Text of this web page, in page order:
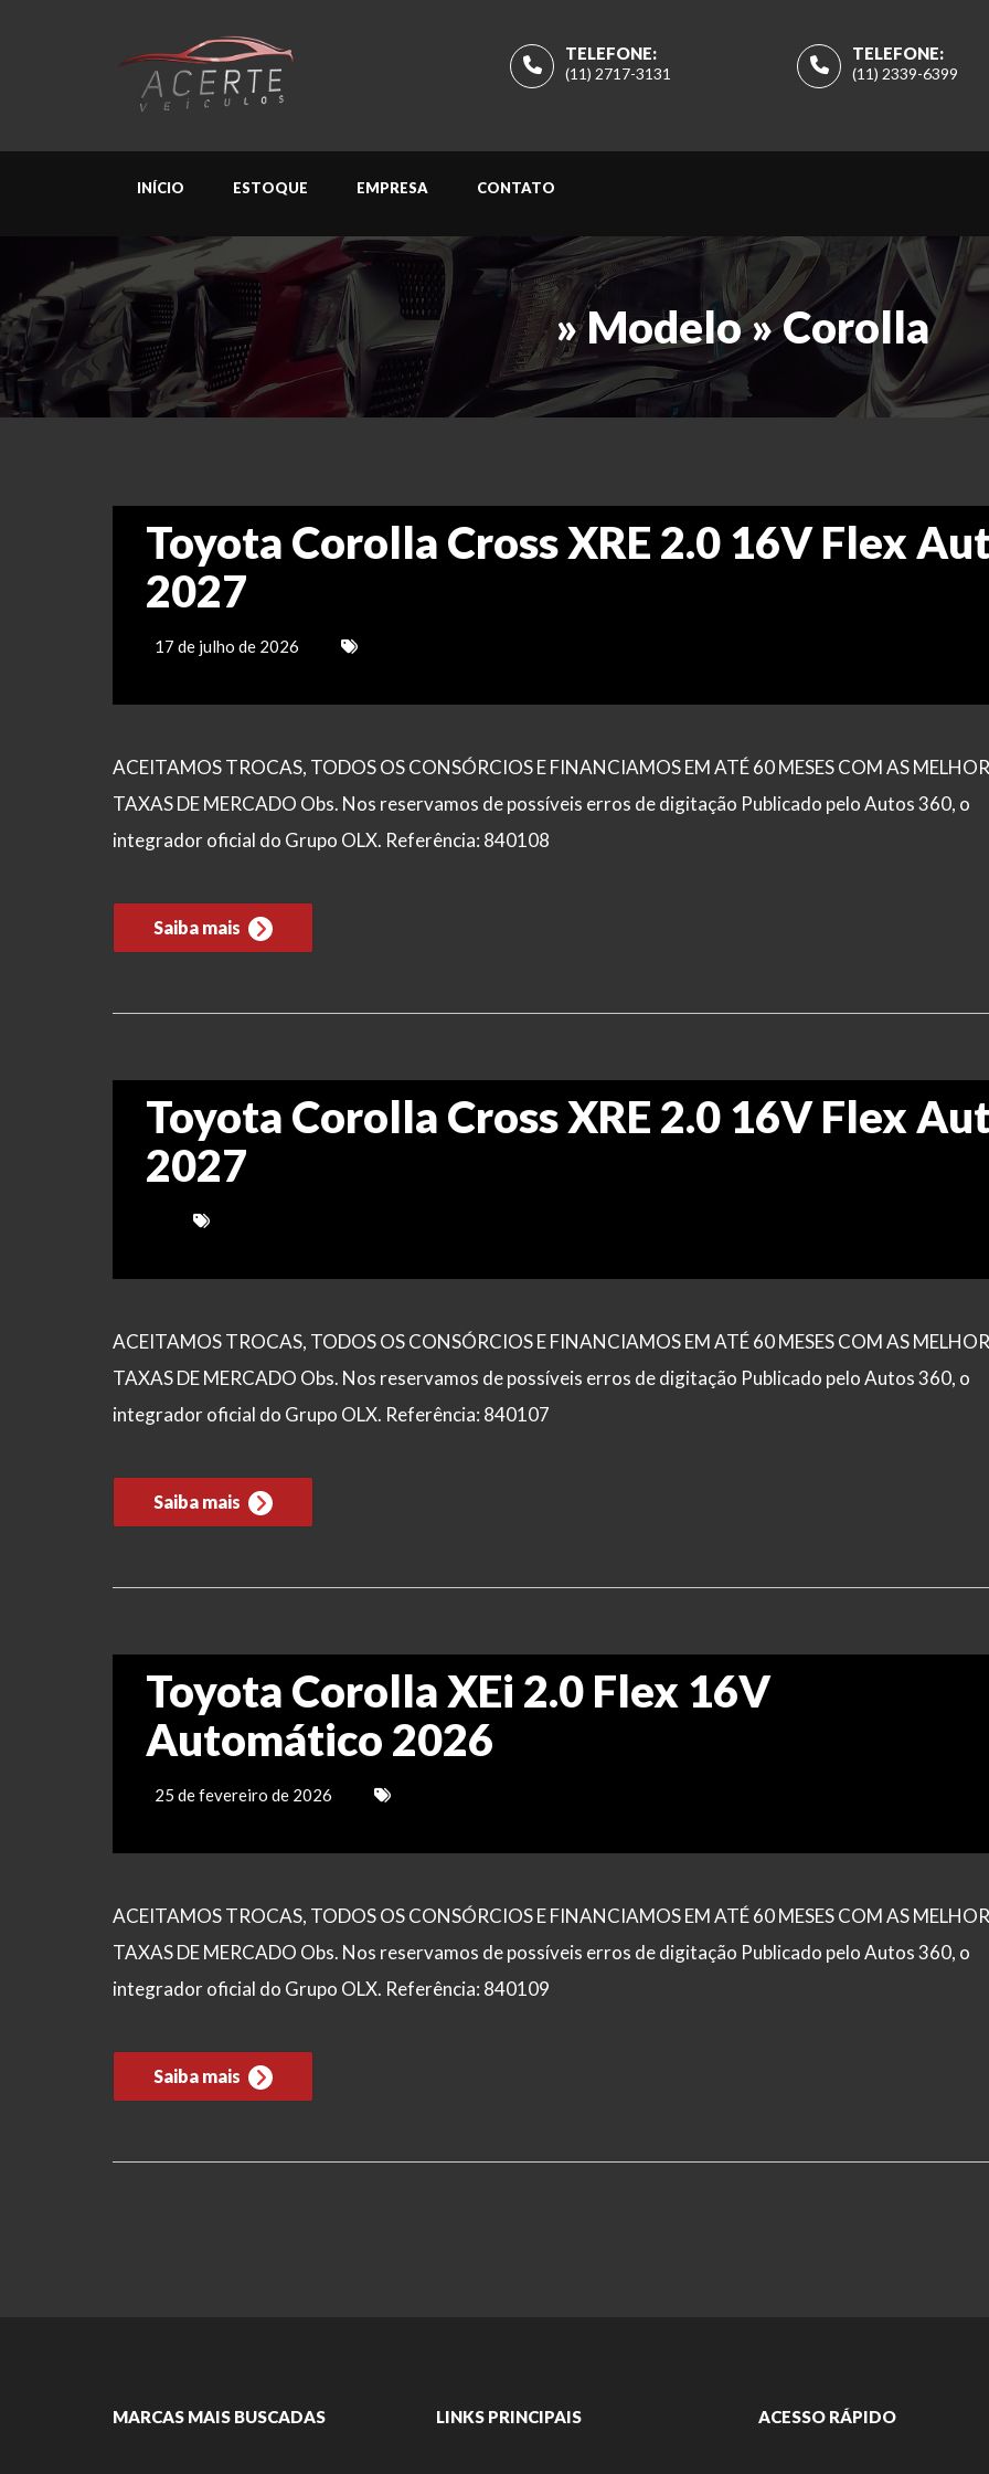
TELEFONE:
(11) 2339-6399
TELEFONE:
(11) 2717-3131
INÍCIO ESTOQUE EMPRESA CONTATO
» Modelo » Corolla
Toyota Corolla Cross XRE 2.0 16V Flex
2027
17 de julho de 2026
ACEITAMOS TROCAS, TODOS OS CONSÓRCIOS E FINANCIAMOS EM ATÉ 60 MESES COM AS
TAXAS DE MERCADO Obs. Nos reservamos de possíveis erros de digitação Publicado pelo Autos 360, o
integrador oficial do Grupo OLX. Referência: 840108
Saiba mais
Toyota Corolla Cross XRE 2.0 16V Flex
2027
ACEITAMOS TROCAS, TODOS OS CONSÓRCIOS E FINANCIAMOS EM ATÉ 60 MESES COM AS
TAXAS DE MERCADO Obs. Nos reservamos de possíveis erros de digitação Publicado pelo Autos 360, o
integrador oficial do Grupo OLX. Referência: 840107
Saiba mais
Toyota Corolla XEi 2.0 Flex 16V
Automático 2026
25 de fevereiro de 2026
ACEITAMOS TROCAS, TODOS OS CONSÓRCIOS E FINANCIAMOS EM ATÉ 60 MESES COM AS
TAXAS DE MERCADO Obs. Nos reservamos de possíveis erros de digitação Publicado pelo Autos 360, o
integrador oficial do Grupo OLX. Referência: 840109
Saiba mais
MARCAS MAIS BUSCADAS LINKS PRINCIPAIS ACESSO RÁPIDO